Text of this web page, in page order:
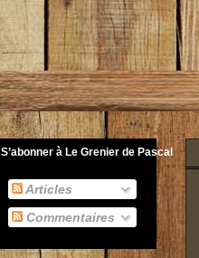
S’abonner à Le Grenier de Pascal
Articles
Commentaires